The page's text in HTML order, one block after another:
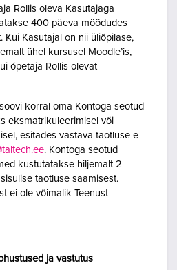
Rollis oleva Kasutajaga
400 päeva möödudes
Kui Kasutajal on nii üliõpilase,
ühel kursusel Moodle’is,
õpetaja Rollis olevat
korral oma Kontoga seotud
eksmatrikuleerimisel või
esitades vastava taotluse e-
. Kontoga seotud
kustutatakse hiljemalt 2
taotluse saamisest.
ei ole võimalik Teenust
ja vastutus